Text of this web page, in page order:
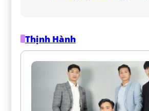
Thịnh Hành